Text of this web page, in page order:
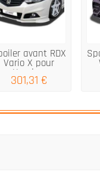
avant RDX
Vario X pour
Honda...
301,31 €